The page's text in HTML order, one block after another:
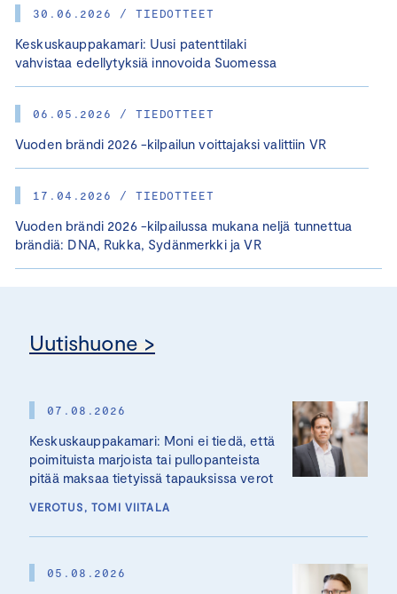
30.06.2026 / TIEDOTTEET
Keskuskauppakamari: Uusi patenttilaki
vahvistaa edellytyksiä innovoida Suomessa
06.05.2026 / TIEDOTTEET
Vuoden brändi 2026 -kilpailun voittajaksi valittiin VR
17.04.2026 / TIEDOTTEET
Vuoden brändi 2026 -kilpailussa mukana neljä tunnettua
brändiä: DNA, Rukka, Sydänmerkki ja VR
Uutishuone >
07.08.2026
Keskuskauppakamari: Moni ei tiedä, että
poimituista marjoista tai pullopanteista
pitää maksaa tietyissä tapauksissa verot
VEROTUS, TOMI VIITALA
05.08.2026